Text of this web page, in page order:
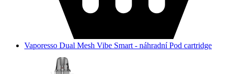
Vaporesso Dual Mesh Vibe Smart - náhradní Pod cartridge